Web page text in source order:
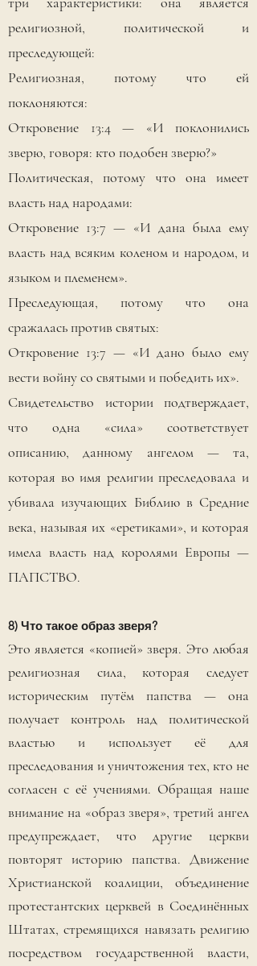
религиозной, политической и
преследующей:
Религиозная, потому что ей
поклоняются:
Откровение 13:4 — «И поклонились
зверю, говоря: кто подобен зверю?»
Политическая, потому что она имеет
власть над народами:
Откровение 13:7 — «И дана была ему
власть над всяким коленом и народом, и
языком и племенем».
Преследующая, потому что она
сражалась против святых:
Откровение 13:7 — «И дано было ему
вести войну со святыми и победить их».
Свидетельство истории подтверждает,
что одна «сила» соответствует
описанию, данному ангелом — та,
которая во имя религии преследовала и
убивала изучающих Библию в Средние
века, называя их «еретиками», и которая
имела власть над королями Европы —
ПАПСТВО.
8) Что такое образ зверя?
Это является «копией» зверя. Это любая
религиозная сила, которая следует
историческим путём папства — она
получает контроль над политической
властью и использует её для
преследования и уничтожения тех, кто не
согласен с её учениями. Обращая наше
внимание на «образ зверя», третий ангел
предупреждает, что другие церкви
повторят историю папства. Движение
Христианской коалиции, объединение
протестантских церквей в Соединённых
Штатах, стремящихся навязать религию
посредством государственной власти,